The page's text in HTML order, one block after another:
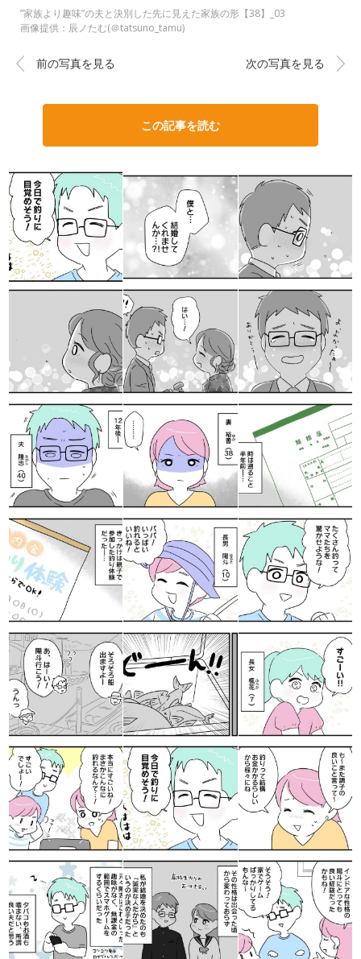
”家族より趣味”の夫と決別した先に見えた家族の形【38】_03
画像提供：辰ノたむ(＠tatsuno_tamu)
前の写真を見る 次の写真を見る
この記事を読む